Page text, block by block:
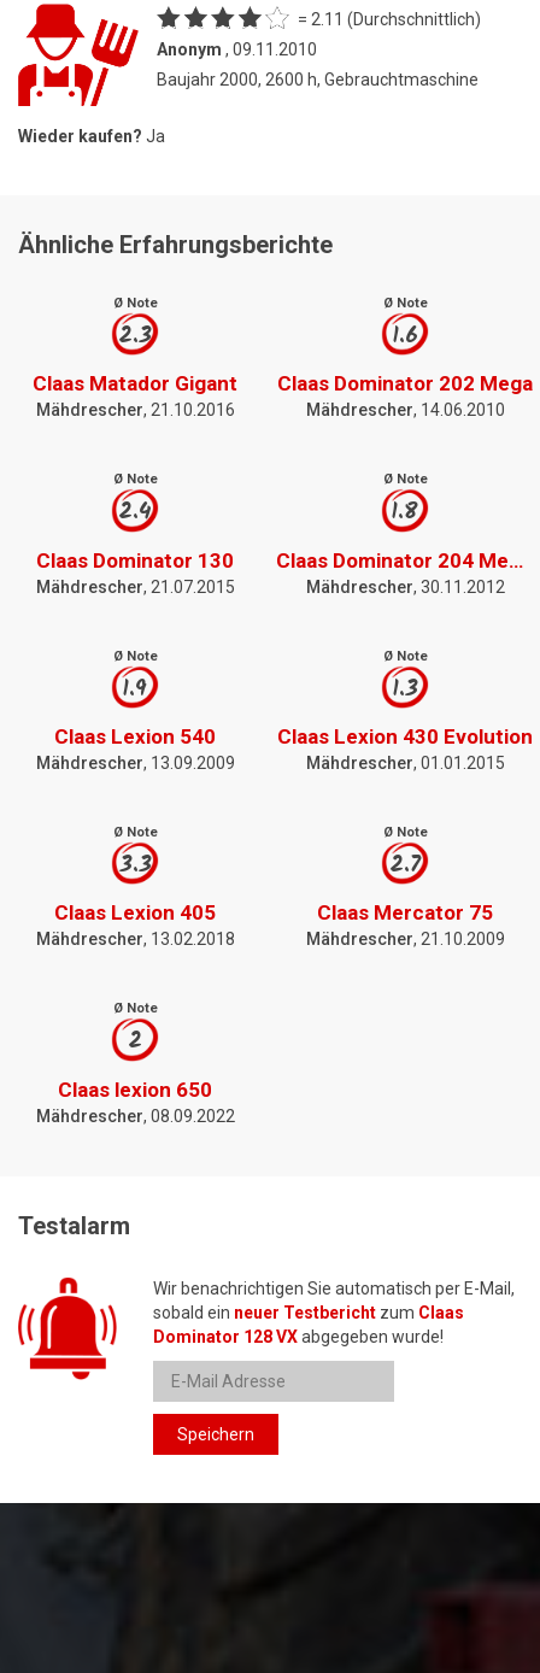
= 2.11 (Durchschnittlich)
Anonym , 09.11.2010
Baujahr 2000, 2600 h, Gebrauchtmaschine
Wieder kaufen? Ja
Ähnliche Erfahrungsberichte
Ø Note
2.3
Claas Matador Gigant
Mähdrescher, 21.10.2016
Ø Note
1.6
Claas Dominator 202 Mega
Mähdrescher, 14.06.2010
Ø Note
2.4
Claas Dominator 130
Mähdrescher, 21.07.2015
Ø Note
1.8
Claas Dominator 204 Mega II
Mähdrescher, 30.11.2012
Ø Note
1.9
Claas Lexion 540
Mähdrescher, 13.09.2009
Ø Note
1.3
Claas Lexion 430 Evolution
Mähdrescher, 01.01.2015
Ø Note
3.3
Claas Lexion 405
Mähdrescher, 13.02.2018
Ø Note
2.7
Claas Mercator 75
Mähdrescher, 21.10.2009
Ø Note
2
Claas lexion 650
Mähdrescher, 08.09.2022
Testalarm
Wir benachrichtigen Sie automatisch per E-Mail,
sobald ein neuer Testbericht zum Claas
Dominator 128 VXabgegeben wurde!
Speichern